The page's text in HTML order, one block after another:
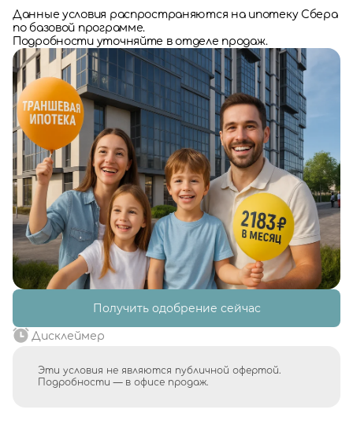
Данные условия распространяются на ипотеку Сбера
по базовой программе.
Подробности уточняйте в отделе продаж.
Получить одобрение сейчас
Дисклеймер
Эти условия не являются публичной офертой.
Подробности — в офисе продаж.